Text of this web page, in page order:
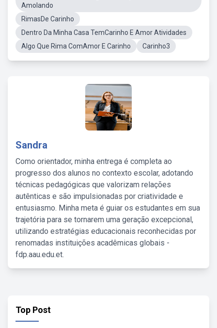
Amolando
RimasDe Carinho
Dentro Da Minha Casa TemCarinho E Amor Atividades
Algo Que Rima ComAmor E Carinho
Carinho3
Sandra
Como orientador, minha entrega é completa ao
progresso dos alunos no contexto escolar, adotando
técnicas pedagógicas que valorizam relações
autênticas e são impulsionadas por criatividade e
entusiasmo. Minha meta é guiar os estudantes em sua
trajetória para se tornarem uma geração excepcional,
utilizando estratégias educacionais reconhecidas por
renomadas instituições acadêmicas globais -
fdp.aau.edu.et.
Top Post